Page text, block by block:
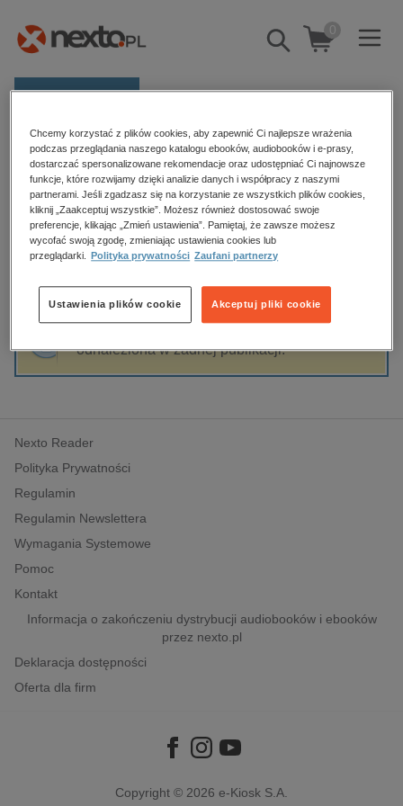
Pokaż/schowaj
wyszukiwarkę
0
E-prasa
Kategorie
Zobacz wszystkie E-prasa
budownictwo, aranżacja wnętrz
biznesowe, branżowe, gospodarka
edukacja
hobby, sport, rozrywka
komputery, internet, technologie, informatyka
polityka, społeczno-informacyjne
psychologiczne
inne
popularno-naukowe
historia
Strona główna Ksenia Kakareko
Ksenia Kakareko
Sortowanie Filtrowanie
odnaleziona w żadnej publikacji.
Nexto Reader
Polityka Prywatności
Regulamin
Regulamin Newslettera
Wymagania Systemowe
Pomoc
Kontakt
Informacja o zakończeniu dystrybucji audiobooków i ebooków
przez nexto.pl
Deklaracja dostępności
Oferta dla firm
Copyright © 2026 e-Kiosk S.A.
Chcemy korzystać z plików cookies, aby zapewnić Ci najlepsze wrażenia
podczas przeglądania naszego katalogu ebooków, audiobooków i e-prasy,
dostarczać spersonalizowane rekomendacje oraz udostępniać Ci najnowsze
funkcje, które rozwijamy dzięki analizie danych i współpracy z naszymi
partnerami. Jeśli zgadzasz się na korzystanie ze wszystkich plików cookies,
kliknij „Zaakceptuj wszystkie”. Możesz również dostosować swoje
preferencje, klikając „Zmień ustawienia”. Pamiętaj, że zawsze możesz
wycofać swoją zgodę, zmieniając ustawienia cookies lub
przeglądarki.
Polityka prywatności Zaufani partnerzy
Akceptuj pliki cookie
Ustawienia plików cookie